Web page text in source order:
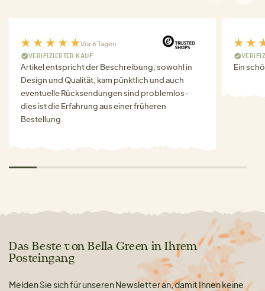
Vor 6 Tagen
VERIFIZIERTER KAUF
Artikel entspricht der Beschreibung, sowohl in
Design und Qualität, kam pünktlich und auch
eventuelle Rücksendungen sind problemlos-
dies ist die Erfahrung aus einer früheren
Bestellung.
Ein
Das Beste von Bella Green in Ihrem
Posteingang
Melden Sie sich für unseren Newsletter an, damit Ihnen keine